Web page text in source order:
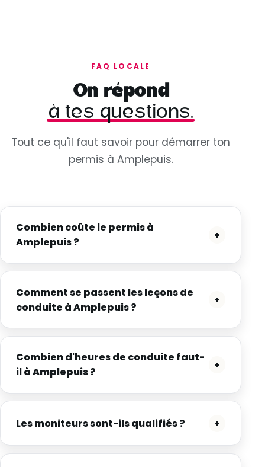
FAQ LOCALE
On répond
à tes questions.
Tout ce qu'il faut savoir pour démarrer ton
permis à Amplepuis.
Combien coûte le permis à
Amplepuis ?
+
Comment se passent les leçons de
conduite à Amplepuis ?
+
Combien d'heures de conduite faut-
il à Amplepuis ?
+
Les moniteurs sont-ils qualifiés ? +